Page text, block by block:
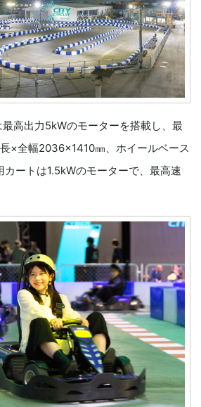
高出力5kWのモーターを搭載し、最
×全幅2036×1410㎜、ホイールベース
ートは1.5kWのモーターで、最高速